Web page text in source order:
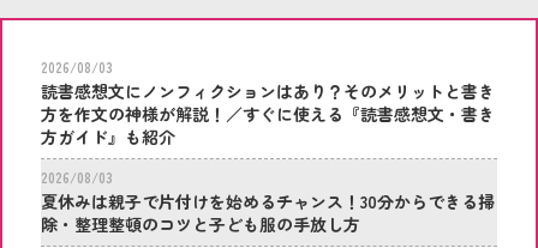
2026/08/03
読書感想文にノンフィクションはあり？そのメリットと書き
方を作文の神様が解説！／すぐに使える『読書感想文・書き
方ガイド』も紹介
2026/08/03
夏休みは親子で片付けを始めるチャンス！30分からできる掃
除・整理整頓のコツと子ども服の手放し方